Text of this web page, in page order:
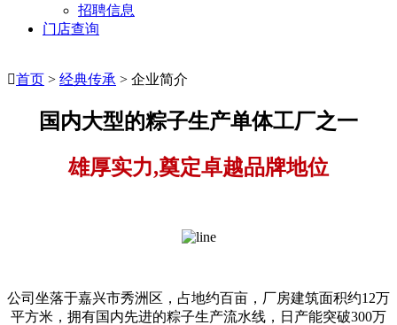
招聘信息
门店查询
首页 > 经典传承 > 企业简介
国内大型的粽子生产单体工厂之一
雄厚实力,奠定卓越品牌地位
公司坐落于嘉兴市秀洲区，占地约百亩，厂房建筑面积约12万
平方米，拥有国内先进的粽子生产流水线，日产能突破300万